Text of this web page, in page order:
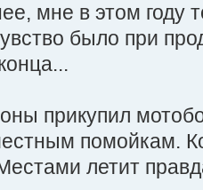
мне в этом году
было при
прикупил
помойкам.
летит